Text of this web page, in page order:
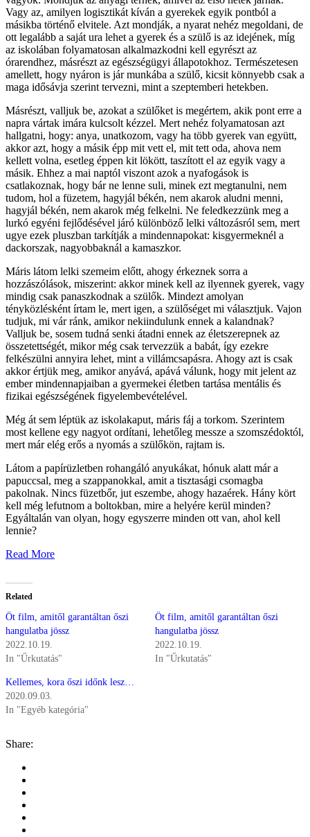
Vagy az, amilyen logisztikát kíván a gyerekek egyik pontból a
másikba történő elvitele. Azt mondják, a nyarat nehéz megoldani, de
ott legalább a saját ura lehet a gyerek és a szülő is az idejének, míg
az iskolában folyamatosan alkalmazkodni kell egyrészt az
órarendhez, másrészt az egészségügyi állapotokhoz. Természetesen
amellett, hogy nyáron is jár munkába a szülő, kicsit könnyebb csak a
maga idősávja szerint tervezni, mint a szeptemberi hetekben.
Másrészt, valljuk be, azokat a szülőket is megértem, akik pont erre a
napra vártak imára kulcsolt kézzel. Mert nehéz folyamatosan azt
hallgatni, hogy: anya, unatkozom, vagy ha több gyerek van együtt,
akkor azt, hogy a másik épp mit vett el, mit tett oda, ahova nem
kellett volna, esetleg éppen kit lökött, taszított el az egyik vagy a
másik. Ehhez a mai naptól viszont azok a nyafogások is
csatlakoznak, hogy bár ne lenne suli, minek ezt megtanulni, nem
tudom, hol a füzetem, hagyjál békén, nem akarok aludni menni,
hagyjál békén, nem akarok még felkelni. Ne feledkezzünk meg a
lurkó egyéni fejlődésével járó különböző lelki változásról sem, mert
ugye ezek pluszban tarkítják a mindennapokat: kisgyermeknél a
dackorszak, nagyobbaknál a kamaszkor.
Máris látom lelki szemeim előtt, ahogy érkeznek sorra a
hozzászólások, miszerint: akkor minek kell az ilyennek gyerek, vagy
mindig csak panaszkodnak a szülők. Mindezt amolyan
tényközlésként írtam le, mert igen, a szülőséget mi választjuk. Vajon
tudjuk, mi vár ránk, amikor nekiindulunk ennek a kalandnak?
Valljuk be, sosem tudná senki átadni ennek az életszerepnek az
összetettségét, mikor még csak tervezzük a babát, így ezekre
felkészülni annyira lehet, mint a villámcsapásra. Ahogy azt is csak
akkor értjük meg, amikor anyává, apává válunk, hogy mit jelent az
ember mindennapjaiban a gyermekei életben tartása mentális és
fizikai egészségének figyelembevételével.
Még át sem léptük az iskolakaput, máris fáj a torkom. Szerintem
most kellene egy nagyot ordítani, lehetőleg messze a szomszédoktól,
mert már elég erős a nyomás a szülőkön, rajtam is.
Látom a papírüzletben rohangáló anyukákat, hónuk alatt már a
papuccsal, meg a szappanokkal, amit a tisztasági csomagba
pakolnak. Nincs füzetbőr, jut eszembe, ahogy hazaérek. Hány kört
kell még lefutnom a boltokban, mire a helyére kerül minden?
Egyáltalán van olyan, hogy egyszerre minden ott van, ahol kell
lennie?
Read More
Related
Öt film, amitől garantáltan őszi
hangulatba jössz
2022.10.19.
In "Űrkutatás"
Öt film, amitől garantáltan őszi
hangulatba jössz
2022.10.19.
In "Űrkutatás"
Kellemes, kora őszi időnk lesz…
2020.09.03.
In "Egyéb kategória"
Share: